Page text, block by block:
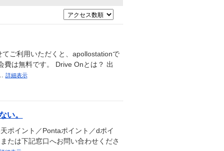
ご利用いただくと、apollostationで
は無料です。 Drive Onとは？ 出
詳細表示
い。
ポイント／Pontaポイント／dポイ
たは下記窓口へお問い合わせくださ